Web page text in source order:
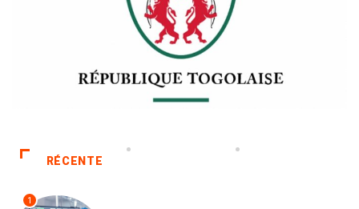
RÉCENTE
1